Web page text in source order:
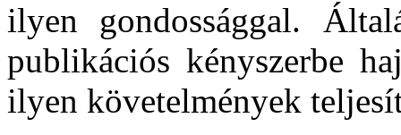
ilyen gondossággal.
publikációs kényszerbe
ilyen követelmények